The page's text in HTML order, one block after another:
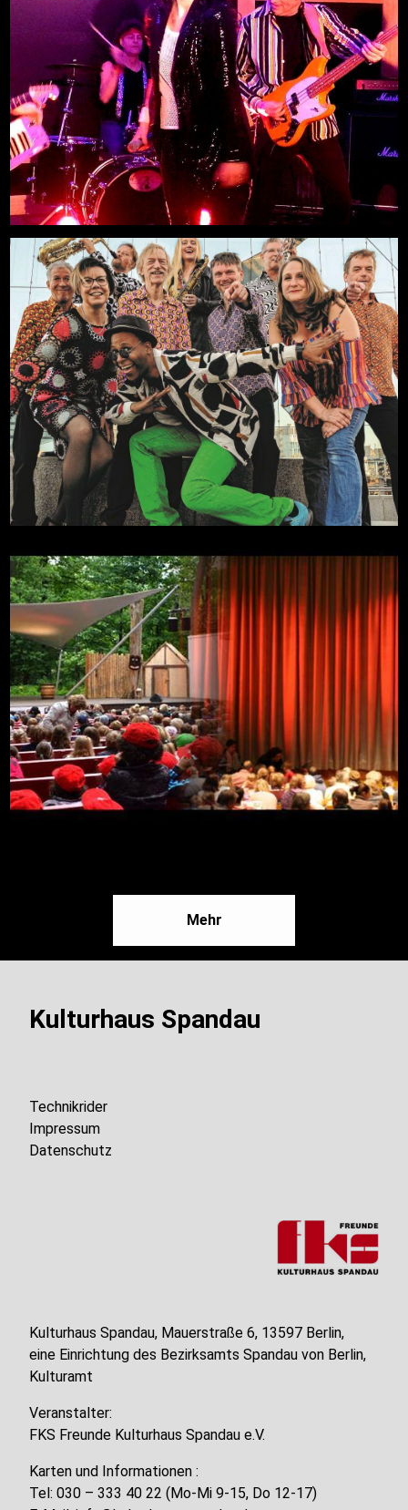
Neue Deutsche Welle LIVE Party
14.08.2026, 20:00
Freilichtbühne an der Zitadelle
Mehr
Soul for Christmas
29.11.2026, 18:00
Zitadelle
Mehr
09.08.2026, 16:30
Freilichtbühne an der Zitadelle
Mehr
Mehr
Kulturhaus Spandau
Technikrider
Impressum
Datenschutz
Kulturhaus Spandau, Mauerstraße 6, 13597 Berlin,
eine Einrichtung des Bezirksamts Spandau von Berlin,
Kulturamt
Veranstalter:
FKS Freunde Kulturhaus Spandau e.V.
Karten und Informationen :
Tel: 030 – 333 40 22 (Mo-Mi 9-15, Do 12-17)